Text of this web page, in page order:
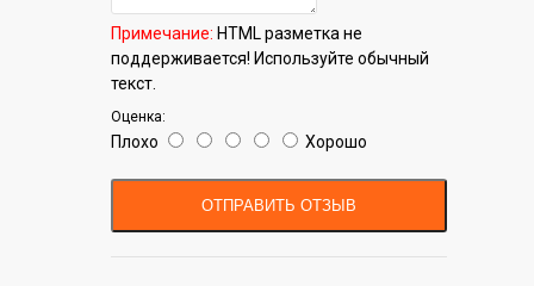
Примечание: HTML разметка не
поддерживается! Используйте обычный
текст.
Оценка:
Плохо Хорошо
ОТПРАВИТЬ ОТЗЫВ